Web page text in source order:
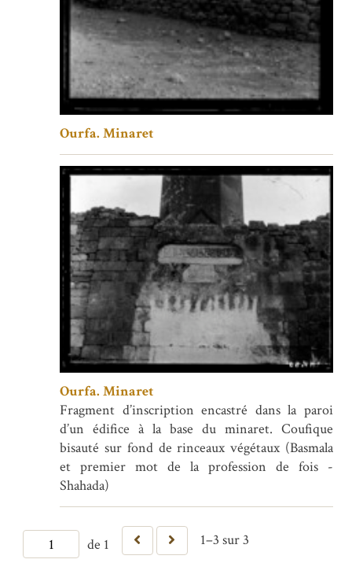
Ourfa. Minaret
Ourfa. Minaret
Fragment d’inscription encastré dans la paroi
d’un édifice à la base du minaret. Coufique
bisauté sur fond de rinceaux végétaux (Basmala
et premier mot de la profession de fois -
Shahada)
de 1 1–3 sur 3